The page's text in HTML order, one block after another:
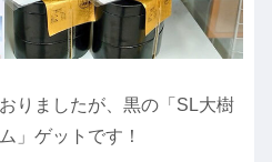
りましたが、黒の「SL大樹
」ゲットです！